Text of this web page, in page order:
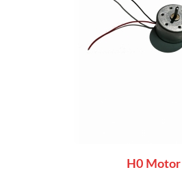
H0 Motor